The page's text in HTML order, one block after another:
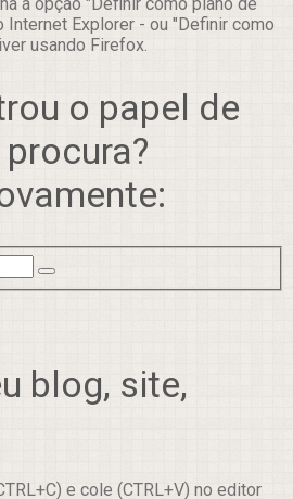
Explorer - ou "Definir como
usando Firefox.
o papel de
blog, site,
e cole (CTRL+V) no editor